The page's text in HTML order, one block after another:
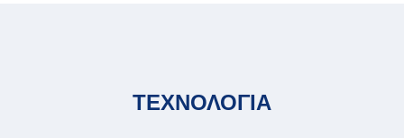
ΤΕΧΝΟΛΟΓΙΑ